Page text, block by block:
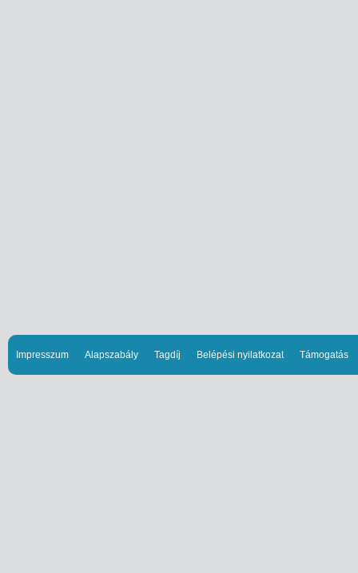
Impresszum Alapszabály Tagdíj Belépési nyilatkozat Támogatás